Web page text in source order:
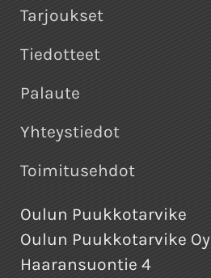
Tarjoukset
Tiedotteet
Palaute
Yhteystiedot
Toimitusehdot
Oulun Puukkotarvike
Oulun Puukkotarvike Oy
Haaransuontie 4